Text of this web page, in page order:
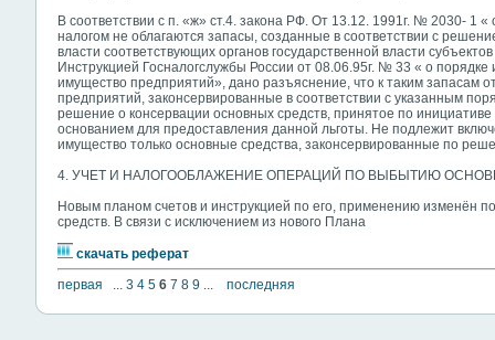
В соответствии с п. «ж» ст.4. закона РФ. От 13.12. 1991г. № 2030- 1
налогом не облагаются запасы, созданные в соответствии с
власти соответствующих органов государственной власти
Инструкцией Госналогслужбы России от 08.06.95г. № 33 « о
имущество предприятий», дано разъяснение, что к таким запасам
предприятий, законсервированные в соответствии с указанным
решение о консервации основных средств, принятое по
основанием для предоставления данной льготы. Не подлежит
имущество только основные средства, законсервированные по
4. УЧЕТ И НАЛОГООБЛАЖЕНИЕ ОПЕРАЦИЙ ПО ВЫБЫТИЮ
Новым планом счетов и инструкцией по его, применению изменён
средств. В связи с исключением из нового Плана
скачать реферат
первая
... 3 4 5 6 7 8 9 ... последняя